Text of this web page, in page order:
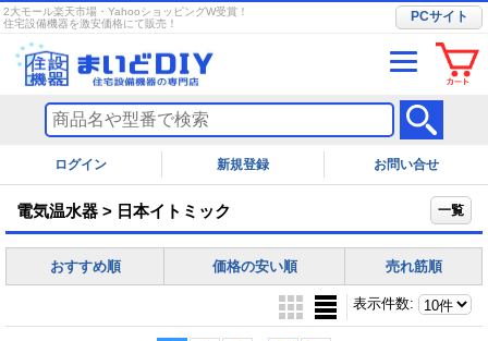
2大モール楽天市場・YahooショッピングW受賞！
住宅設備機器を激安価格にて販売！
PCサイト
ログイン お問い合せ
電気温水器 > 日本イトミック 一覧
おすすめ順 価格の安い順 売れ筋順
表示件数: